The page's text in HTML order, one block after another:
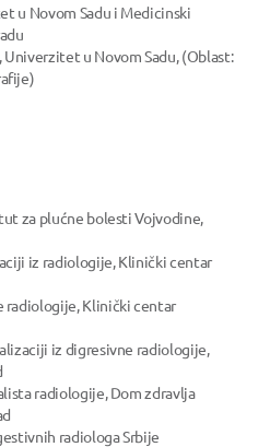
u Novom Sadu i Medicinski
u Novom Sadu, (Oblast:
za plućne bolesti Vojvodine,
iz radiologije, Klinički centar
radiologije, Klinički centar
iz digresivne radiologije,
radiologije, Dom zdravlja
radiologa Srbije